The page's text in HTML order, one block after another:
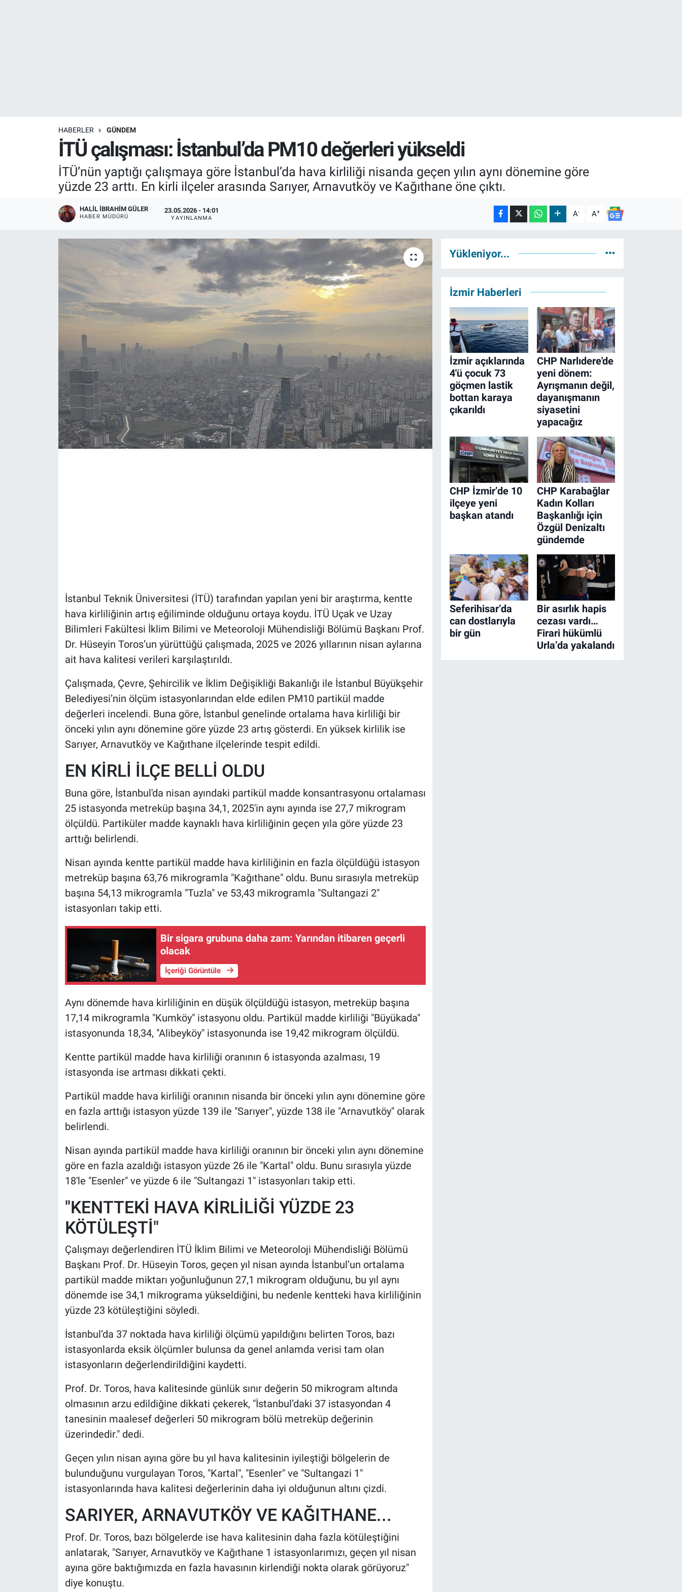
HABERLER GÜNDEM
İTÜ çalışması: İstanbul’da PM10 değerleri yükseldi
İTÜ’nün yaptığı çalışmaya göre İstanbul’da hava kirliliği nisanda geçen yılın aynı dönemine göre
yüzde 23 arttı. En kirli ilçeler arasında Sarıyer, Arnavutköy ve Kağıthane öne çıktı.
HALIL İBRAHIM GÜLER
HABER MÜDÜRÜ
23.05.2026 - 14:01
YAYINLANMA A- A+
İstanbul Teknik Üniversitesi (İTÜ) tarafından yapılan yeni bir araştırma, kentte
hava kirliliğinin artış eğiliminde olduğunu ortaya koydu. İTÜ Uçak ve Uzay
Bilimleri Fakültesi İklim Bilimi ve Meteoroloji Mühendisliği Bölümü Başkanı Prof.
Dr. Hüseyin Toros’un yürüttüğü çalışmada, 2025 ve 2026 yıllarının nisan aylarına
ait hava kalitesi verileri karşılaştırıldı.
Çalışmada, Çevre, Şehircilik ve İklim Değişikliği Bakanlığı ile İstanbul Büyükşehir
Belediyesi’nin ölçüm istasyonlarından elde edilen PM10 partikül madde
değerleri incelendi. Buna göre, İstanbul genelinde ortalama hava kirliliği bir
önceki yılın aynı dönemine göre yüzde 23 artış gösterdi. En yüksek kirlilik ise
Sarıyer, Arnavutköy ve Kağıthane ilçelerinde tespit edildi.
EN KİRLİ İLÇE BELLİ OLDU
Buna göre, İstanbul'da nisan ayındaki partikül madde konsantrasyonu ortalaması
25 istasyonda metreküp başına 34,1, 2025'in aynı ayında ise 27,7 mikrogram
ölçüldü. Partiküler madde kaynaklı hava kirliliğinin geçen yıla göre yüzde 23
arttığı belirlendi.
Nisan ayında kentte partikül madde hava kirliliğinin en fazla ölçüldüğü istasyon
metreküp başına 63,76 mikrogramla "Kağıthane" oldu. Bunu sırasıyla metreküp
başına 54,13 mikrogramla "Tuzla" ve 53,43 mikrogramla "Sultangazi 2"
istasyonları takip etti.
Bir sigara grubuna daha zam: Yarından itibaren geçerli
olacak
İçeriği Görüntüle
Aynı dönemde hava kirliliğinin en düşük ölçüldüğü istasyon, metreküp başına
17,14 mikrogramla "Kumköy" istasyonu oldu. Partikül madde kirliliği "Büyükada"
istasyonunda 18,34, "Alibeyköy" istasyonunda ise 19,42 mikrogram ölçüldü.
Kentte partikül madde hava kirliliği oranının 6 istasyonda azalması, 19
istasyonda ise artması dikkati çekti.
Partikül madde hava kirliliği oranının nisanda bir önceki yılın aynı dönemine göre
en fazla arttığı istasyon yüzde 139 ile "Sarıyer", yüzde 138 ile "Arnavutköy" olarak
belirlendi.
Nisan ayında partikül madde hava kirliliği oranının bir önceki yılın aynı dönemine
göre en fazla azaldığı istasyon yüzde 26 ile "Kartal" oldu. Bunu sırasıyla yüzde
18'le "Esenler" ve yüzde 6 ile "Sultangazi 1" istasyonları takip etti.
"KENTTEKİ HAVA KİRLİLİĞİ YÜZDE 23
KÖTÜLEŞTİ"
Çalışmayı değerlendiren İTÜ İklim Bilimi ve Meteoroloji Mühendisliği Bölümü
Başkanı Prof. Dr. Hüseyin Toros, geçen yıl nisan ayında İstanbul’un ortalama
partikül madde miktarı yoğunluğunun 27,1 mikrogram olduğunu, bu yıl aynı
dönemde ise 34,1 mikrograma yükseldiğini, bu nedenle kentteki hava kirliliğinin
yüzde 23 kötüleştiğini söyledi.
İstanbul’da 37 noktada hava kirliliği ölçümü yapıldığını belirten Toros, bazı
istasyonlarda eksik ölçümler bulunsa da genel anlamda verisi tam olan
istasyonların değerlendirildiğini kaydetti.
Prof. Dr. Toros, hava kalitesinde günlük sınır değerin 50 mikrogram altında
olmasının arzu edildiğine dikkati çekerek, "İstanbul’daki 37 istasyondan 4
tanesinin maalesef değerleri 50 mikrogram bölü metreküp değerinin
üzerindedir." dedi.
Geçen yılın nisan ayına göre bu yıl hava kalitesinin iyileştiği bölgelerin de
bulunduğunu vurgulayan Toros, "Kartal", "Esenler" ve "Sultangazi 1"
istasyonlarında hava kalitesi değerlerinin daha iyi olduğunun altını çizdi.
SARIYER, ARNAVUTKÖY VE KAĞITHANE...
Prof. Dr. Toros, bazı bölgelerde ise hava kalitesinin daha fazla kötüleştiğini
anlatarak, "Sarıyer, Arnavutköy ve Kağıthane 1 istasyonlarımızı, geçen yıl nisan
ayına göre baktığımızda en fazla havasının kirlendiği nokta olarak görüyoruz"
diye konuştu.
Yükleniyor...
İzmir Haberleri
İzmir açıklarında
4'ü çocuk 73
göçmen lastik
bottan karaya
çıkarıldı
CHP Narlıdere'de
yeni dönem:
Ayrışmanın değil,
dayanışmanın
siyasetini
yapacağız
CHP İzmir’de 10
ilçeye yeni
başkan atandı
CHP Karabağlar
Kadın Kolları
Başkanlığı için
Özgül Denizaltı
gündemde
Seferihisar’da
can dostlarıyla
bir gün
Bir asırlık hapis
cezası vardı…
Firari hükümlü
Urla’da yakalandı